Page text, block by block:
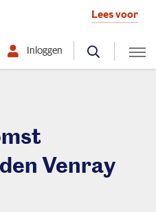
Lees voor
Inloggen
Venray